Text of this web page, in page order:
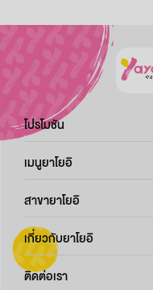
โปรโมชัน
เมนูยาโยอิ
สาขายาโยอิ
เกี่ยวกับยาโยอิ
ติดต่อเรา